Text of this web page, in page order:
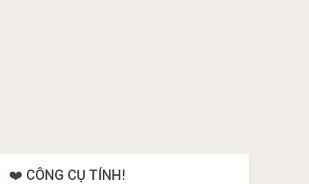
❤️ CÔNG CỤ TÍNH!